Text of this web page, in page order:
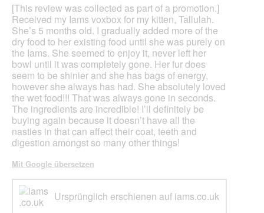
Sternen.
[This review was collected as part of a promotion.]
Received my Iams voxbox for my kitten, Tallulah.
She’s 5 months old. I gradually added more of the
dry food to her existing food until she was purely on
the Iams. She seemed to enjoy it, never left her
bowl until it was completely gone. Her fur does
seem to be shinier and she has bags of energy,
however she always has had. She absolutely loved
the wet food!!! That was always gone in seconds.
The ingredients are incredible! I’ll definitely be
buying again because it doesn’t have all the
nasties in that can affect their coat, teeth and
digestion amongst so many other things!
Mit Google übersetzen
Ursprünglich erschienen auf iams.co.uk